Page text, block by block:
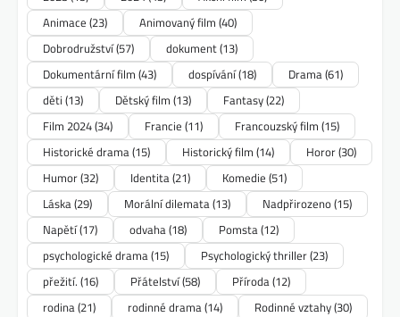
Animace (23) Animovaný film (40)
Dobrodružství(57) dokument(13)
Dokumentární film (43) dospívání(18) Drama(61)
děti (13) Dětský film (13) Fantasy(22)
Film 2024(34) Francie (11) Francouzský film (15)
Historické drama(15) Historický film (14) Horor(30)
Humor(32) Identita(21) Komedie (51)
Láska(29) Morální dilemata(13) Nadpřirozeno(15)
Napětí(17) odvaha(18) Pomsta(12)
psychologické drama(15) Psychologický thriller(23)
přežití. (16) Přátelství(58) Příroda(12)
rodina(21) rodinné drama(14) Rodinné vztahy(30)